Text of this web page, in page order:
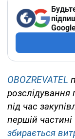
OBOZREVATEL
під час
першій частині
збирається